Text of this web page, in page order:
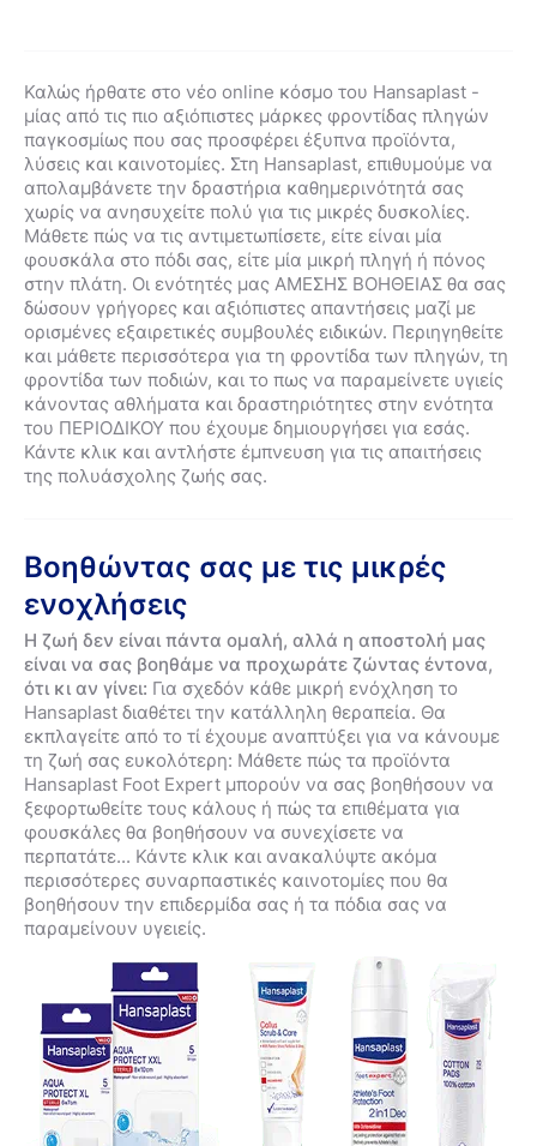
Καλώς ήρθατε στο νέο online κόσμο του Hansaplast -
μίας από τις πιο αξιόπιστες μάρκες φροντίδας πληγών
παγκοσμίως που σας προσφέρει έξυπνα προϊόντα,
λύσεις και καινοτομίες. Στη Hansaplast, επιθυμούμε να
απολαμβάνετε την δραστήρια καθημερινότητά σας
χωρίς να ανησυχείτε πολύ για τις μικρές δυσκολίες.
Μάθετε πώς να τις αντιμετωπίσετε, είτε είναι μία
φουσκάλα στο πόδι σας, είτε μία μικρή πληγή ή πόνος
στην πλάτη. Οι ενότητές μας ΑΜΕΣΗΣ ΒΟΗΘΕΙΑΣ θα σας
δώσουν γρήγορες και αξιόπιστες απαντήσεις μαζί με
ορισμένες εξαιρετικές συμβουλές ειδικών. Περιηγηθείτε
και μάθετε περισσότερα για τη φροντίδα των πληγών, τη
φροντίδα των ποδιών, και το πως να παραμείνετε υγιείς
κάνοντας αθλήματα και δραστηριότητες στην ενότητα
του ΠΕΡΙΟΔΙΚΟΥ που έχουμε δημιουργήσει για εσάς.
Κάντε κλικ και αντλήστε έμπνευση για τις απαιτήσεις
της πολυάσχολης ζωής σας.
Βοηθώντας σας με τις μικρές
ενοχλήσεις
Η ζωή δεν είναι πάντα ομαλή, αλλά η αποστολή μας
είναι να σας βοηθάμε να προχωράτε ζώντας έντονα,
ότι κι αν γίνει: Για σχεδόν κάθε μικρή ενόχληση το
Hansaplast διαθέτει την κατάλληλη θεραπεία. Θα
εκπλαγείτε από το τί έχουμε αναπτύξει για να κάνουμε
τη ζωή σας ευκολότερη: Μάθετε πώς τα προϊόντα
Hansaplast Foot Expert μπορούν να σας βοηθήσουν να
ξεφορτωθείτε τους κάλους ή πώς τα επιθέματα για
φουσκάλες θα βοηθήσουν να συνεχίσετε να
περπατάτε... Κάντε κλικ και ανακαλύψτε ακόμα
περισσότερες συναρπαστικές καινοτομίες που θα
βοηθήσουν την επιδερμίδα σας ή τα πόδια σας να
παραμείνουν υγειείς.